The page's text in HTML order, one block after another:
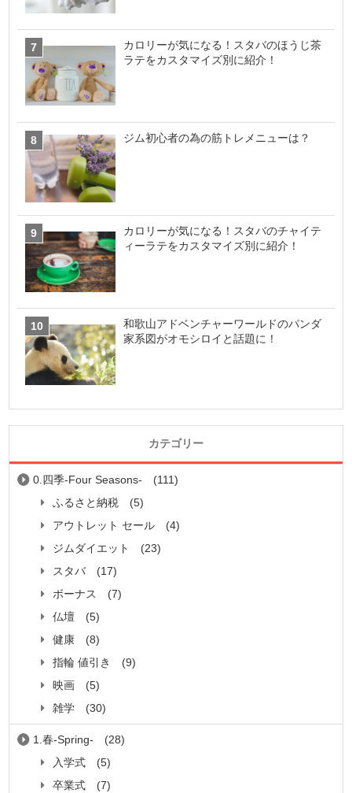
カロリーが気になる！スタバのほうじ茶
ラテをカスタマイズ別に紹介！
ジム初心者の為の筋トレメニューは？
カロリーが気になる！スタバのチャイテ
ィーラテをカスタマイズ別に紹介！
和歌山アドベンチャーワールドのパンダ
家系図がオモシロイと話題に！
カテゴリー
0.四季-Four Seasons-
(111)
ふるさと納税
(5)
アウトレット セール
(4)
ジムダイエット
(23)
スタバ
(17)
ボーナス
(7)
仏壇
(5)
健康
(8)
指輪 値引き
(9)
映画
(5)
雑学
(30)
1.春-Spring-
(28)
入学式
(5)
卒業式
(7)